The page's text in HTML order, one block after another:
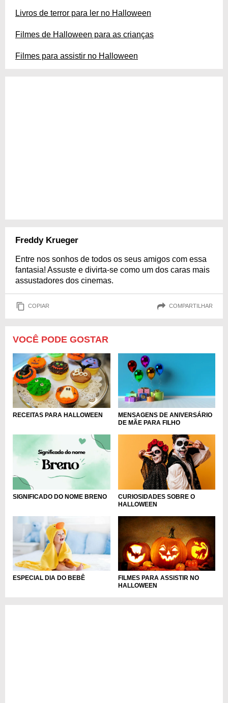
Livros de terror para ler no Halloween
Filmes de Halloween para as crianças
Filmes para assistir no Halloween
Freddy Krueger
Entre nos sonhos de todos os seus amigos com essa
fantasia! Assuste e divirta-se como um dos caras mais
assustadores dos cinemas.
COPIAR COMPARTILHAR
VOCÊ PODE GOSTAR
RECEITAS PARA HALLOWEEN
MENSAGENS DE ANIVERSÁRIO
DE MÃE PARA FILHO
SIGNIFICADO DO NOME BRENO
CURIOSIDADES SOBRE O
HALLOWEEN
ESPECIAL DIA DO BEBÊ
FILMES PARA ASSISTIR NO
HALLOWEEN